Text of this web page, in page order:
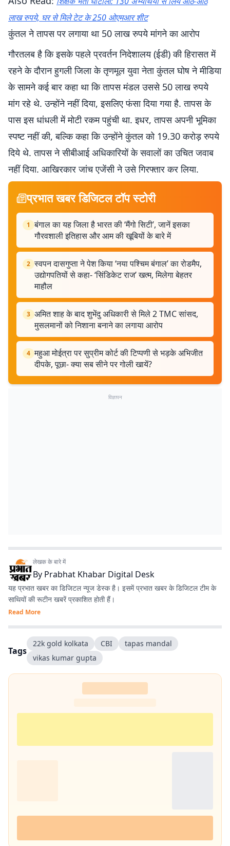
लाख रुपये, घर से मिले टेट के 250 ओएमआर शीट
कुंतल ने तापस पर लगाया था 50 लाख रुपये मांगने का आरोप
गौरतलब है कि इसके पहले प्रवर्तन निदेशालय (ईडी) की हिरासत में
रहने के दौरान हुगली जिला के तृणमूल युवा नेता कुंतल घोष ने मीडिया
के सामने कई बार कहा था कि तापस मंडल उससे 50 लाख रुपये
मांग रहे थे. उन्होंने नहीं दिया, इसलिए फंसा दिया गया है. तापस के
पास इस धांधली में मोटी रकम पहुंची था. इधर, तापस अपनी भूमिका
स्पष्ट नहीं की, बल्कि कहा कि उन्होंने कुंतल को 19.30 करोड़ रुपये
दिये थे. तापस ने सीबीआई अधिकारियों के सवालों का उचित जवाब
नहीं दिया. आखिरकार जांच एजेंसी ने उसे गिरफ्तार कर लिया.
प्रभात खबर डिजिटल टॉप स्टोरी
1 बंगाल का यह जिला है भारत की ‘मैंगो सिटी’, जानें इसका
गौरवशाली इतिहास और आम की खूबियों के बारे में
2 स्वपन दासगुप्ता ने पेश किया ‘नया पश्चिम बंगाल’ का रोडमैप,
उद्योगपतियों से कहा- ‘सिंडिकेट राज’ खत्म, मिलेगा बेहतर
माहौल
3 अमित शाह के बाद शुभेंदु अधिकारी से मिले 2 TMC सांसद,
मुसलमानों को निशाना बनाने का लगाया आरोप
4 महुआ मोईत्रा पर सुप्रीम कोर्ट की टिप्पणी से भड़के अभिजीत
दीपके, पूछा- क्या सब सीने पर गोली खायें?
विज्ञापन
लेखक के बारे में
By Prabhat Khabar Digital Desk
यह प्रभात खबर का डिजिटल न्यूज डेस्क है। इसमें प्रभात खबर के डिजिटल टीम के
साथियों की रूटीन खबरें प्रकाशित होती हैं।
Read More
Tags
22k gold kolkata CBI
tapas mandal
vikas kumar gupta